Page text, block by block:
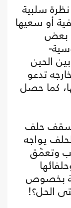
سلبية
أو سعيها
بعض
الحين
تدعو
كما حصل
سقف حلف
يواجه
وتعمّق
بخصوص
الحل؟!